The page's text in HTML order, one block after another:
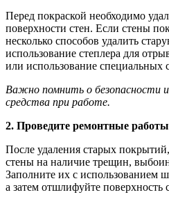
Перед покраской необходимо
поверхности стен. Если стены
несколько способов удалить
использование степлера для
или использование специальных
Важно помнить о безопасности
средства при работе.
2. Проведите ремонтные
После удаления старых
стены на наличие трещин,
Заполните их с использованием
а затем отшлифуйте поверхность